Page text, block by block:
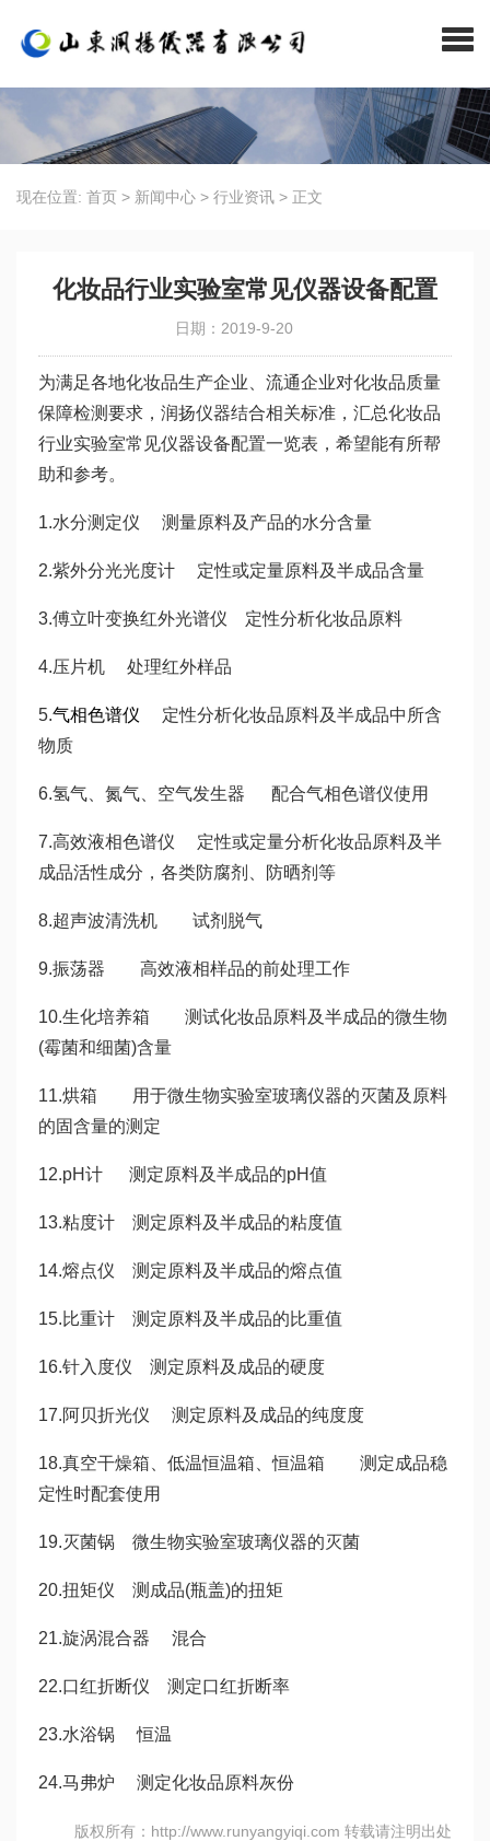
现在位置: 首页 > 新闻中心 > 行业资讯 > 正文
化妆品行业实验室常见仪器设备配置
日期：2019-9-20
为满足各地化妆品生产企业、流通企业对化妆品质量
保障检测要求，润扬仪器结合相关标准，汇总化妆品
行业实验室常见仪器设备配置一览表，希望能有所帮
助和参考。
1.水分测定仪 测量原料及产品的水分含量
2.紫外分光光度计 定性或定量原料及半成品含量
3.傅立叶变换红外光谱仪 定性分析化妆品原料
4.压片机 处理红外样品
5.气相色谱仪 定性分析化妆品原料及半成品中所含
物质
6.氢气、氮气、空气发生器 配合气相色谱仪使用
7.高效液相色谱仪 定性或定量分析化妆品原料及半
成品活性成分，各类防腐剂、防晒剂等
8.超声波清洗机 试剂脱气
9.振荡器 高效液相样品的前处理工作
10.生化培养箱 测试化妆品原料及半成品的微生物
(霉菌和细菌)含量
11.烘箱 用于微生物实验室玻璃仪器的灭菌及原料
的固含量的测定
12.pH计 测定原料及半成品的pH值
13.粘度计 测定原料及半成品的粘度值
14.熔点仪 测定原料及半成品的熔点值
15.比重计 测定原料及半成品的比重值
16.针入度仪 测定原料及成品的硬度
17.阿贝折光仪 测定原料及成品的纯度度
18.真空干燥箱、低温恒温箱、恒温箱 测定成品稳
定性时配套使用
19.灭菌锅 微生物实验室玻璃仪器的灭菌
20.扭矩仪 测成品(瓶盖)的扭矩
21.旋涡混合器 混合
22.口红折断仪 测定口红折断率
23.水浴锅 恒温
24.马弗炉 测定化妆品原料灰份
版权所有：http://www.runyangyiqi.com 转载请注明出处